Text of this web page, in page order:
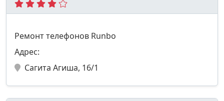
Ремонт телефонов Runbo
Адрес:
Сагита Агиша, 16/1